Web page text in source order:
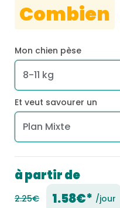
Combien
Mon chien pèse
Et veut savourer un
à partir de
2.25€ 1.58€* /jour